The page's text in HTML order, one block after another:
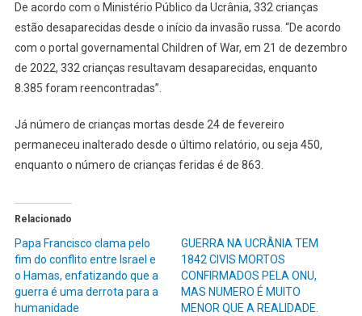
De acordo com o Ministério Público da Ucrânia, 332 crianças
estão desaparecidas desde o início da invasão russa. “De acordo
com o portal governamental Children of War, em 21 de dezembro
de 2022, 332 crianças resultavam desaparecidas, enquanto
8.385 foram reencontradas”.
Já número de crianças mortas desde 24 de fevereiro
permaneceu inalterado desde o último relatório, ou seja 450,
enquanto o número de crianças feridas é de 863.
Relacionado
Papa Francisco clama pelo
fim do conflito entre Israel e
o Hamas, enfatizando que a
guerra é uma derrota para a
humanidade
GUERRA NA UCRÂNIA TEM
1842 CIVIS MORTOS
CONFIRMADOS PELA ONU,
MAS NUMERO É MUITO
MENOR QUE A REALIDADE.